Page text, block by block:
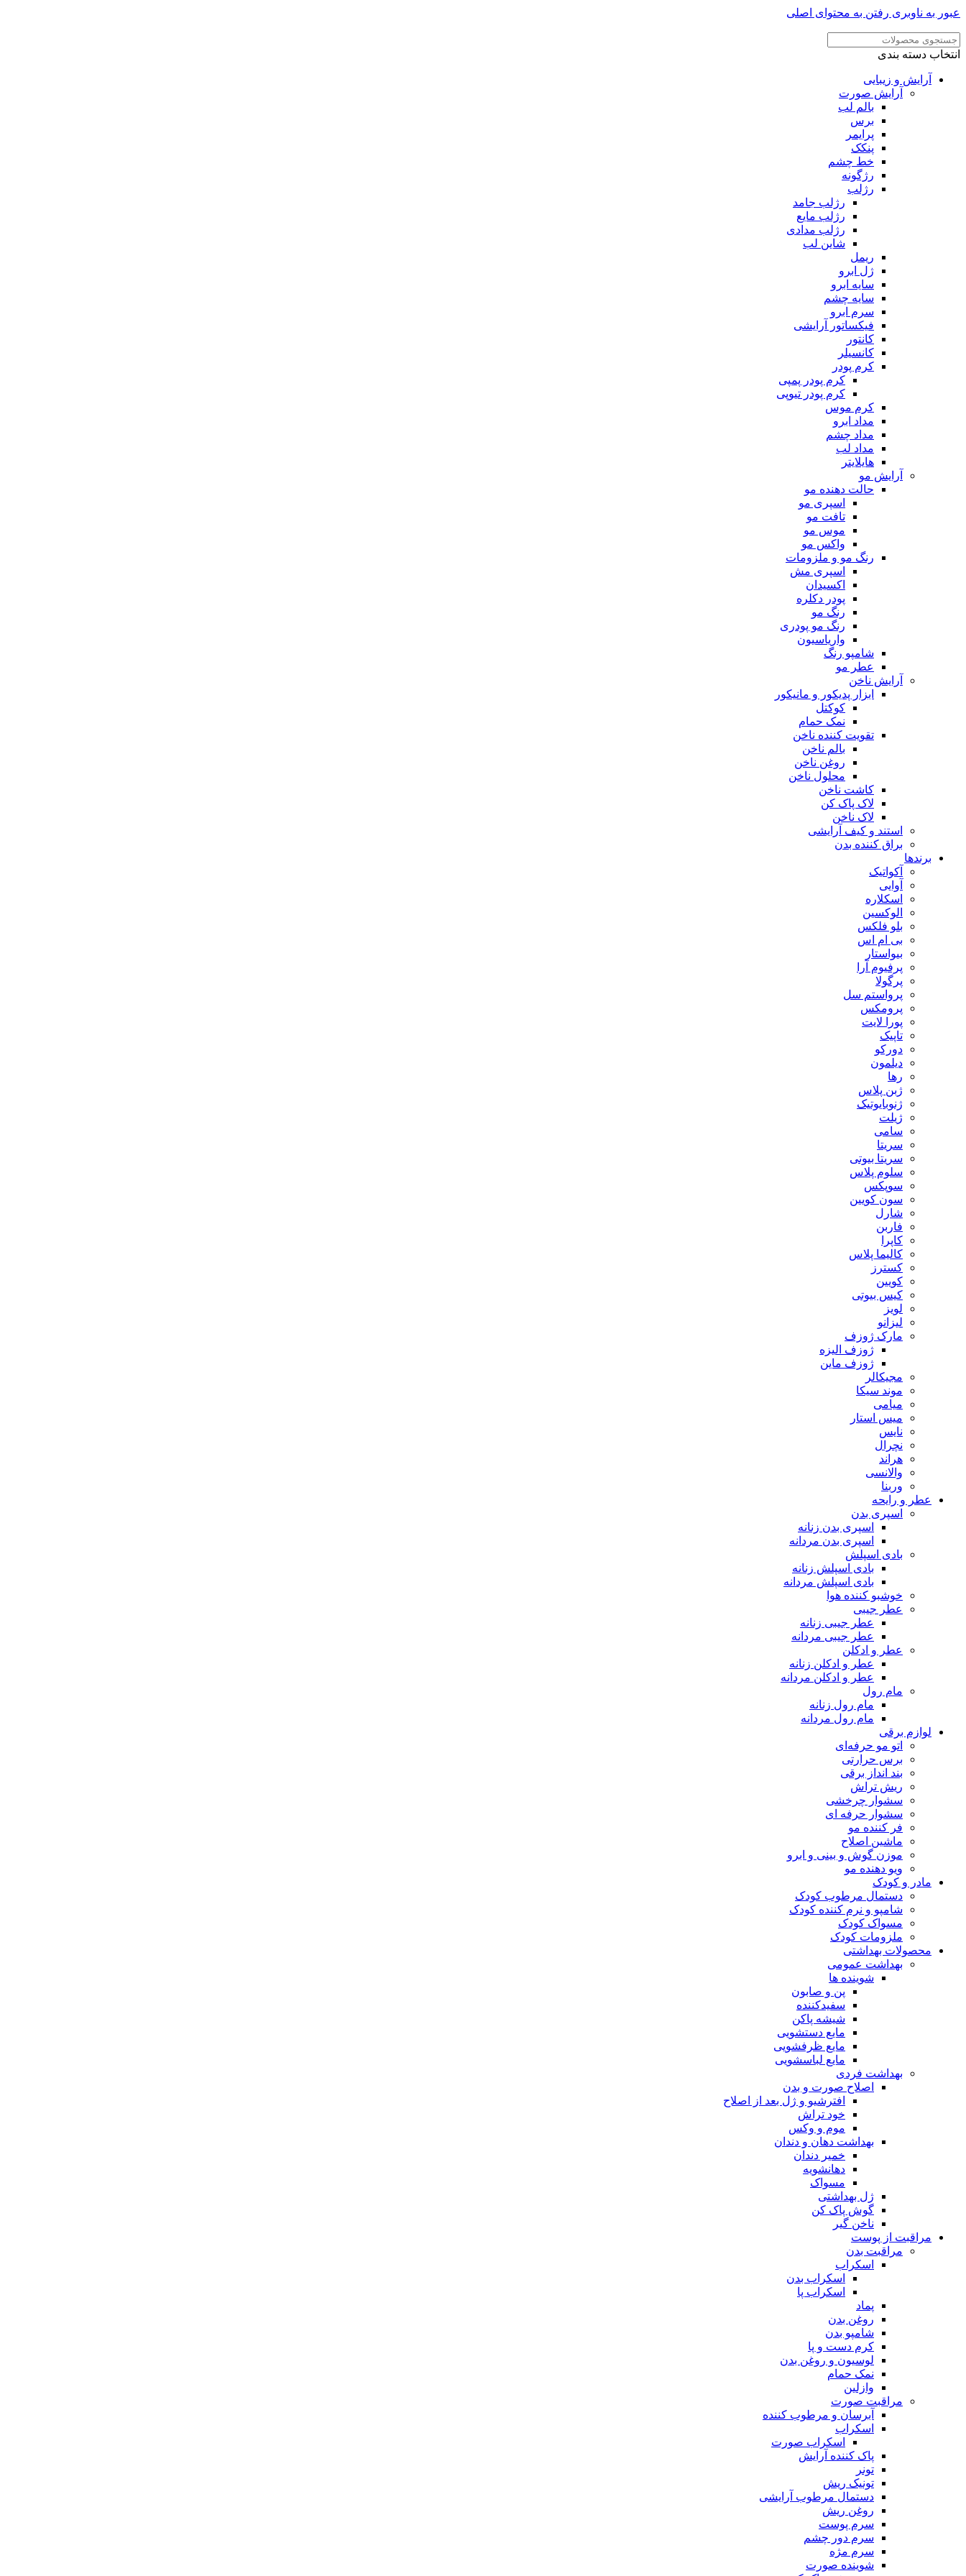
عبور به ناوبری رفتن به محتوای اصلی
انتخاب دسته بندی
آرایش و زیبایی
آرایش صورت
بالم لب
برس
پرایمر
پنکک
خط چشم
رژگونه
رژلب
رژلب جامد
رژلب مایع
رژلب مدادی
شاین لب
ریمل
ژل ابرو
سایه ابرو
سایه چشم
سرم ابرو
فیکساتور آرایشی
کانتور
کانسیلر
کرم پودر
کرم پودر پمپی
کرم پودر تیوپی
کرم موس
مداد ابرو
مداد چشم
مداد لب
هایلایتر
آرایش مو
حالت دهنده مو
اسپری مو
تافت مو
موس مو
واکس مو
رنگ مو و ملزومات
اسپری مش
اکسیدان
پودر دکلره
رنگ مو
رنگ مو پودری
واریاسیون
شامپو رنگ
عطر مو
آرایش ناخن
ابزار پدیکور و مانیکور
کوکتل
نمک حمام
تقویت کننده ناخن
بالم ناخن
روغن ناخن
محلول ناخن
کاشت ناخن
لاک پاک کن
لاک ناخن
استند و کیف آرایشی
براق کننده بدن
برندها
آکواتیک
آوایی
اسکلاره
الوکسین
بلو فلکس
بی ام اس
بیواستار
پرفیوم آرا
پرگولا
پرواستم سل
پرومکس
پورا لایت
تاپیک
دورکو
دیلمون
رها
ژبن پلاس
ژنوبایوتیک
ژیلت
سامی
سریتا
سریتا بیوتی
سلوم پلاس
سوپکس
سون کویین
شارل
فاربن
کاپرا
کالیما پلاس
کسترز
کویین
کیس بیوتی
لویز
لیزانو
مارک ژوزف
ژوزف الیزه
ژوزف ماین
مجیکالر
موند سیکا
میامی
میس استار
نایس
نچرال
هراند
والانسی
وربنا
عطر و رایحه
اسپری بدن
اسپری بدن زنانه
اسپری بدن مردانه
بادی اسپلش
بادی اسپلش زنانه
بادی اسپلش مردانه
خوشبو کننده هوا
عطر جیبی
عطر جیبی زنانه
عطر جیبی مردانه
عطر و ادکلن
عطر و ادکلن زنانه
عطر و ادکلن مردانه
مام رول
مام رول زنانه
مام رول مردانه
لوازم برقی
اتو مو حرفه‌ای
برس حرارتی
بند انداز برقی
ریش تراش
سشوار چرخشی
سشوار حرفه ای
فر کننده‌ مو
ماشین اصلاح
موزن گوش و بینی و ابرو
ویو دهنده مو
مادر و کودک
دستمال مرطوب کودک
شامپو و نرم کننده کودک
مسواک کودک
ملزومات کودک
محصولات بهداشتی
بهداشت عمومی
شوینده ها
پن و صابون
سفیدکننده
شیشه پاکن
مایع دستشویی
مایع ظرفشویی
مایع لباسشویی
بهداشت فردی
اصلاح صورت و بدن
افترشیو و ژل بعد از اصلاح
خود تراش
موم و وکس
بهداشت دهان و دندان
خمیر دندان
دهانشویه
مسواک
ژل بهداشتی
گوش پاک کن
ناخن گیر
مراقبت از پوست
مراقبت بدن
اسکراب
اسکراب بدن
اسکراب پا
پماد
روغن بدن
شامپو بدن
کرم دست و پا
لوسیون و روغن بدن
نمک حمام
وازلین
مراقبت صورت
آبرسان و مرطوب کننده
اسکراب
اسکراب صورت
پاک کننده آرایش
تونر
تونیک ریش
دستمال مرطوب آرایشی
روغن ریش
سرم پوست
سرم دور چشم
سرم مژه
شوینده صورت